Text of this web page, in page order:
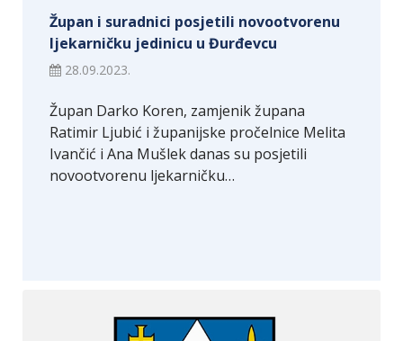
Župan i suradnici posjetili novootvorenu
ljekarničku jedinicu u Đurđevcu
28.09.2023.
Župan Darko Koren, zamjenik župana
Ratimir Ljubić i županijske pročelnice Melita
Ivančić i Ana Mušlek danas su posjetili
novootvorenu ljekarničku…